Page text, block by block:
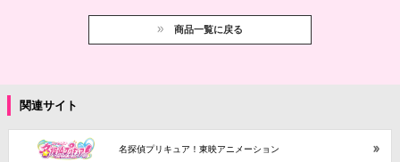
商品一覧に戻る
関連サイト
名探偵プリキュア！東映アニメーション